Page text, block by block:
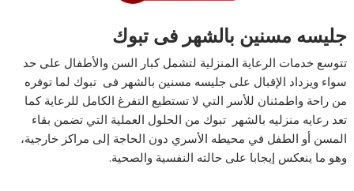
جليسه مسنين بالشهر فى تبوك
تتوسع خدمات الرعاية المنزلية لتشمل كبار السن والأطفال على حد
سواء ويزداد الإقبال على جليسه مسنين بالشهر فى تبوك لما توفره
من راحة واطمئنان للأسر التي لا تستطيع التفرغ الكامل للرعاية كما
تعد رعايه منزليه بالشهر تبوك من الحلول العملية التي تضمن بقاء
المسن أو الطفل في محيطه الأسري دون الحاجة إلى مراكز خارجية،
وهو ما ينعكس إيجابا على حالته النفسية والصحية.